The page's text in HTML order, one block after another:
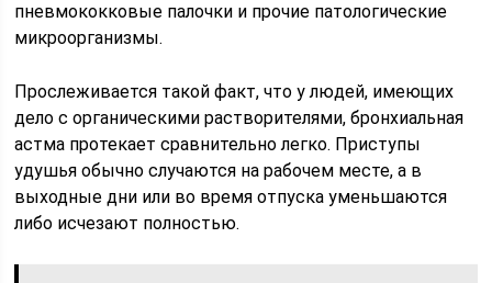
пневмококковые палочки и прочие патологические
микроорганизмы.
Прослеживается такой факт, что у людей, имеющих
дело с органическими растворителями, бронхиальная
астма протекает сравнительно легко. Приступы
удушья обычно случаются на рабочем месте, а в
выходные дни или во время отпуска уменьшаются
либо исчезают полностью.